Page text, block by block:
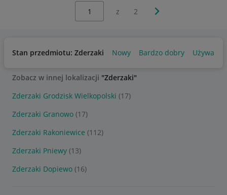
z 2 Następna strona
Stan przedmiotu: Zderzaki Nowy Bardzo dobry Używany
Zobacz w innej lokalizacji "Zderzaki"
Zderzaki Grodzisk Wielkopolski (17)
Zderzaki Granowo (17)
Zderzaki Rakoniewice (112)
Zderzaki Pniewy (13)
Zderzaki Dopiewo (16)